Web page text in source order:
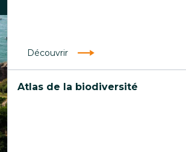
Découvrir
Atlas de la biodiversité